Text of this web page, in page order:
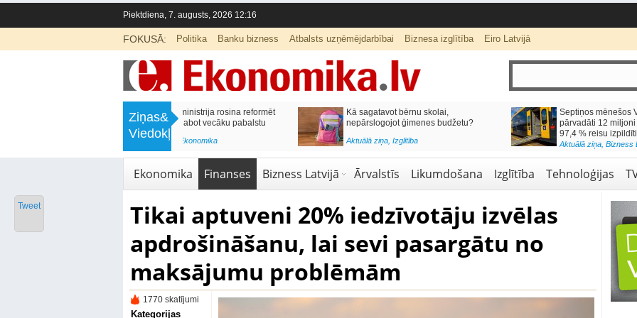
Piektdiena, 7. augusts, 2026 12:16
FOKUSĀ: Politika Banku bizness Atbalsts uzņēmējdarbībai Biznesa izglītība Eiro Latvijā
Ziņas&
Viedokļi
Labklājības ministrija rosina reformēt
un būtiski uzlabot vecāku pabalstu
Kā sagatavot bērnu skolai,
nepārslogojot ģimenes budžetu?
Izglītība
Septiņos mēnešos Vivi vilcienos
pārvadāti 12 miljoni pasažieru; jūlijā
97,4 % reisu izpildīti laikā
Bizness Latvijā,Tirdzniecība
Ekonomika Finanses Bizness Latvijā Ārvalstīs Likumdošana Izglītība Tehnoloģijas
Tikai aptuveni 20% iedzīvotāju izvēlas
apdrošināšanu, lai sevi pasargātu no
maksājumu problēmām
1770 skatījumi
Kategorijas
Tweet